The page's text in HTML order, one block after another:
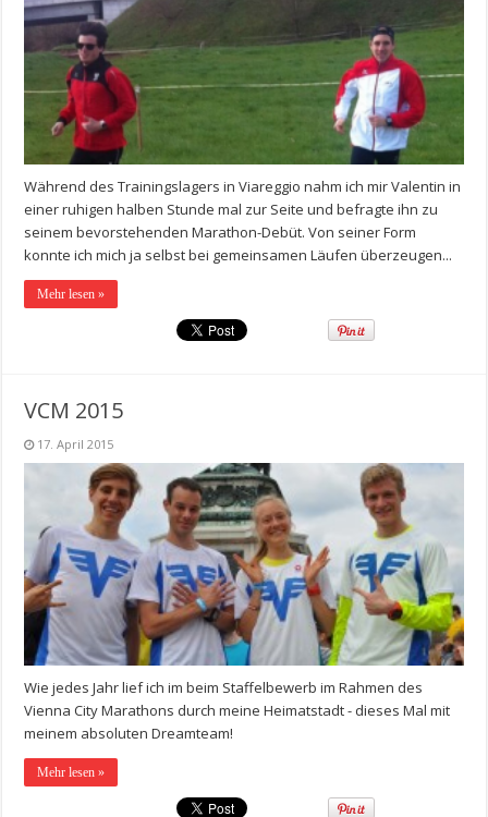
Während des Trainingslagers in Viareggio nahm ich mir Valentin in
einer ruhigen halben Stunde mal zur Seite und befragte ihn zu
seinem bevorstehenden Marathon-Debüt. Von seiner Form
konnte ich mich ja selbst bei gemeinsamen Läufen überzeugen...
Mehr lesen »
VCM 2015
17. April 2015
Wie jedes Jahr lief ich im beim Staffelbewerb im Rahmen des
Vienna City Marathons durch meine Heimatstadt - dieses Mal mit
meinem absoluten Dreamteam!
Mehr lesen »